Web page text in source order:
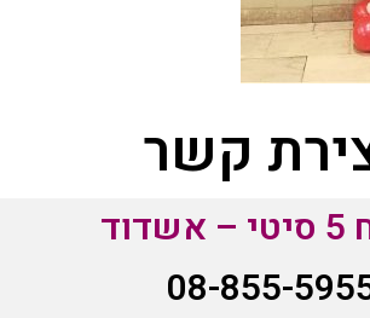
קשר
08-855-